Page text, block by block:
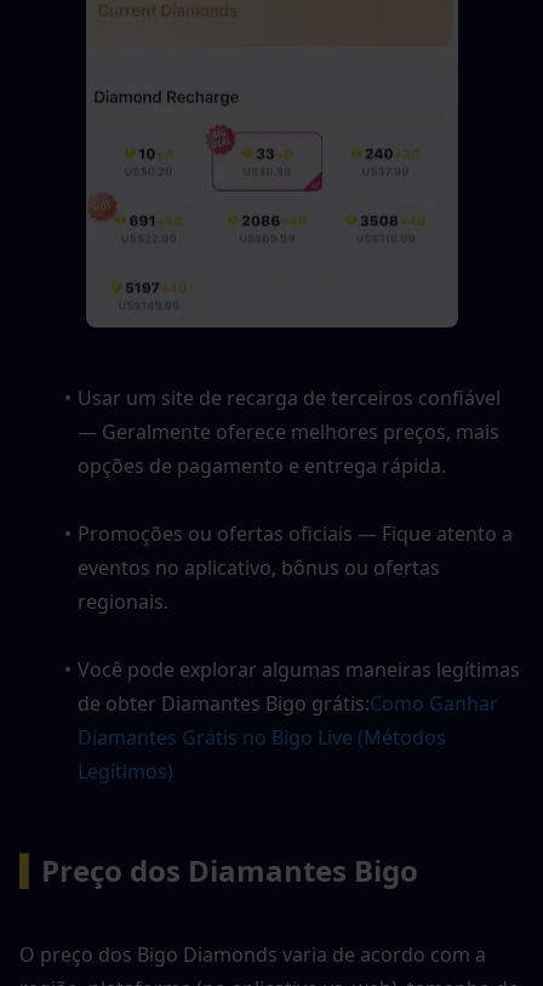
Usar um site de recarga de terceiros confiável
— Geralmente oferece melhores preços, mais
opções de pagamento e entrega rápida.
Promoções ou ofertas oficiais — Fique atento a
eventos no aplicativo, bônus ou ofertas
regionais.
Você pode explorar algumas maneiras legítimas
de obter Diamantes Bigo grátis:Como Ganhar
Diamantes Grátis no Bigo Live (Métodos
Legítimos)
Preço dos Diamantes Bigo
O preço dos Bigo Diamonds varia de acordo com a